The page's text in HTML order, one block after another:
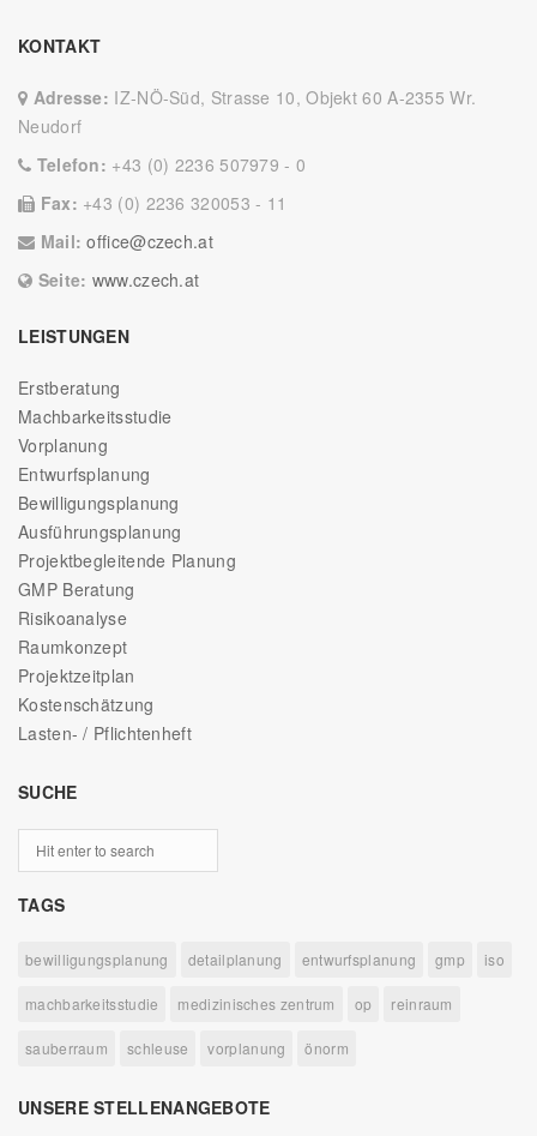
KONTAKT
Adresse: IZ-NÖ-Süd, Strasse 10, Objekt 60 A-2355 Wr.
Neudorf
Telefon: +43 (0) 2236 507979 - 0
Fax: +43 (0) 2236 320053 - 11
Mail:office@czech.at
Seite: www.czech.at
LEISTUNGEN
Erstberatung
Machbarkeitsstudie
Vorplanung
Entwurfsplanung
Bewilligungsplanung
Ausführungsplanung
Projektbegleitende Planung
GMP Beratung
Risikoanalyse
Raumkonzept
Projektzeitplan
Kostenschätzung
Lasten- / Pflichtenheft
SUCHE
TAGS
bewilligungsplanung detailplanung entwurfsplanung gmp iso
machbarkeitsstudie medizinisches zentrum op reinraum
sauberraum schleuse vorplanung önorm
UNSERE STELLENANGEBOTE